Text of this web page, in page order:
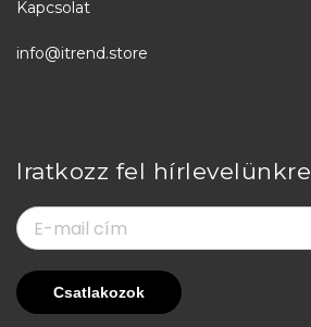
Kapcsolat
info@itrend.store
Iratkozz fel hírlevelünkre